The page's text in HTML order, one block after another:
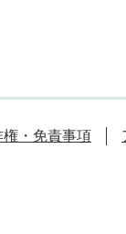
権・免責事項